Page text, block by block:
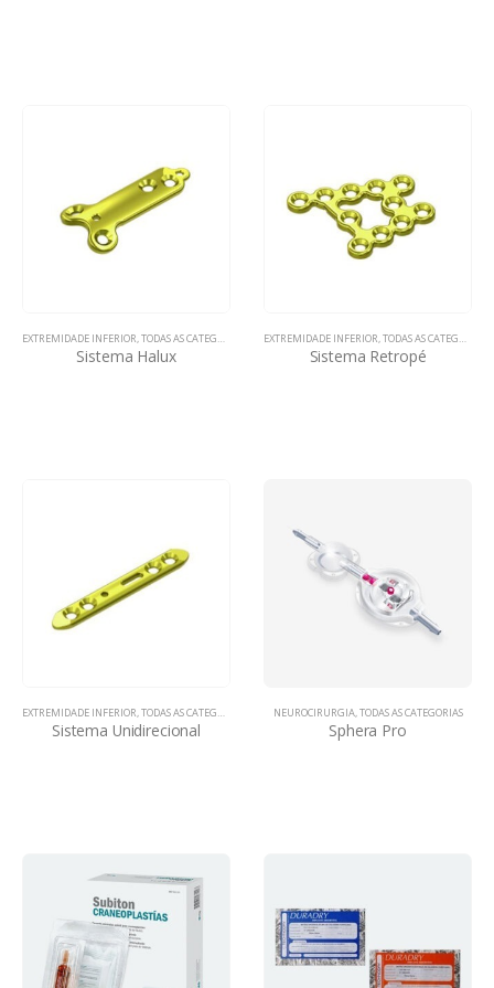
EXTREMIDADE INFERIOR,TODAS AS CATEGORIAS
Sistema Halux
EXTREMIDADE INFERIOR,TODAS AS CATEGORIAS
Sistema Retropé
EXTREMIDADE INFERIOR,TODAS AS CATEGORIAS
Sistema Unidirecional
NEUROCIRURGIA,TODAS AS CATEGORIAS
Sphera Pro